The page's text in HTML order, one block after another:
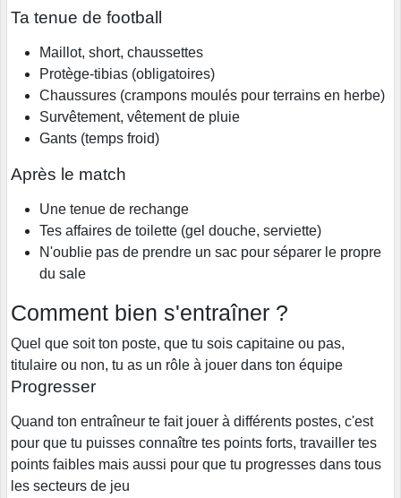
Ta tenue de football
Maillot, short, chaussettes
Protège-tibias (obligatoires)
Chaussures (crampons moulés pour terrains en herbe)
Survêtement, vêtement de pluie
Gants (temps froid)
Après le match
Une tenue de rechange
Tes affaires de toilette (gel douche, serviette)
N'oublie pas de prendre un sac pour séparer le propre
du sale
Comment bien s'entraîner ?
Quel que soit ton poste, que tu sois capitaine ou pas,
titulaire ou non, tu as un rôle à jouer dans ton équipe
Progresser
Quand ton entraîneur te fait jouer à différents postes, c'est
pour que tu puisses connaître tes points forts, travailler tes
points faibles mais aussi pour que tu progresses dans tous
les secteurs de jeu